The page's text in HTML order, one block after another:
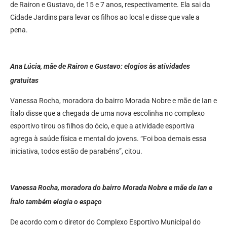
de Rairon e Gustavo, de 15 e 7 anos, respectivamente. Ela sai da
Cidade Jardins para levar os filhos ao local e disse que vale a
pena.
Ana Lúcia, mãe de Rairon e Gustavo: elogios às atividades
gratuitas
Vanessa Rocha, moradora do bairro Morada Nobre e mãe de Ian e
Ítalo disse que a chegada de uma nova escolinha no complexo
esportivo tirou os filhos do ócio, e que a atividade esportiva
agrega à saúde física e mental do jovens. “Foi boa demais essa
iniciativa, todos estão de parabéns”, citou.
Vanessa Rocha, moradora do bairro Morada Nobre e mãe de Ian e
Ítalo também elogia o espaço
De acordo com o diretor do Complexo Esportivo Municipal do